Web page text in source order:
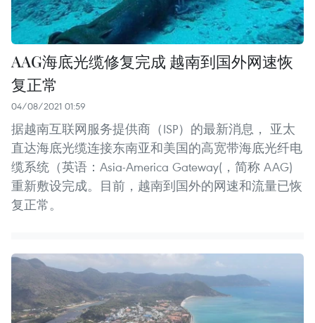
AAG海底光缆修复完成 越南到国外网速恢
复正常
04/08/2021 01:59
据越南互联网服务提供商（ISP）的最新消息， 亚太
直达海底光缆连接东南亚和美国的高宽带海底光纤电
缆系统（英语：Asia-America Gateway(，简称 AAG)
重新敷设完成。目前，越南到国外的网速和流量已恢
复正常。